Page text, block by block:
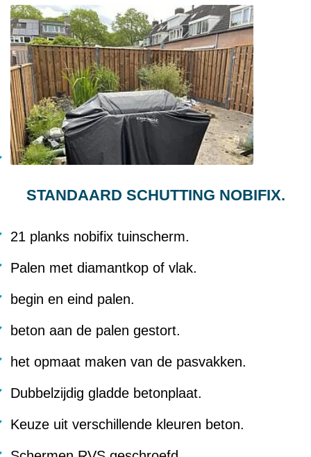
STANDAARD SCHUTTING NOBIFIX.
21 planks nobifix tuinscherm.
Palen met diamantkop of vlak.
begin en eind palen.
beton aan de palen gestort.
het opmaat maken van de pasvakken.
Dubbelzijdig gladde betonplaat.
Keuze uit verschillende kleuren beton.